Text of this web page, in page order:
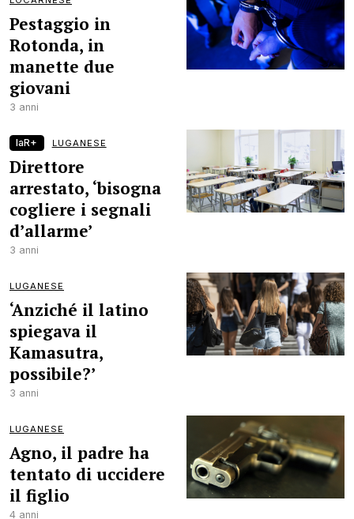
Pestaggio in
Rotonda, in
manette due
giovani
3 anni
laR+ LUGANESE
Direttore
arrestato, ‘bisogna
cogliere i segnali
d’allarme’
3 anni
LUGANESE
‘Anziché il latino
spiegava il
Kamasutra,
possibile?’
3 anni
LUGANESE
Agno, il padre ha
tentato di uccidere
il figlio
4 anni